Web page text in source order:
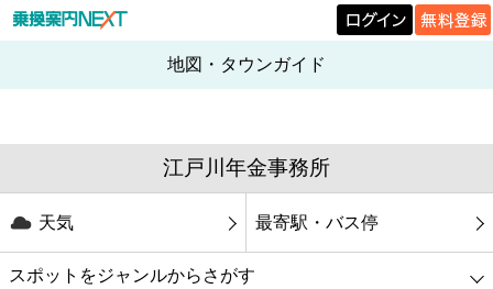
地図・タウンガイド
江戸川年金事務所
天気 最寄駅・バス停
スポットをジャンルからさがす